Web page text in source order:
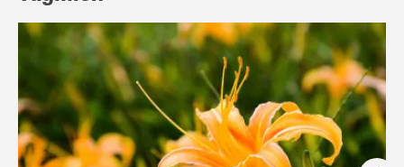
Themenwelten
Service
Unternehmen